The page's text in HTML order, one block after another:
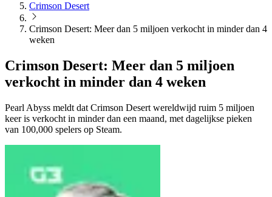
Crimson Desert
Crimson Desert: Meer dan 5 miljoen verkocht in minder dan 4
weken
Crimson Desert: Meer dan 5 miljoen
verkocht in minder dan 4 weken
Pearl Abyss meldt dat Crimson Desert wereldwijd ruim 5 miljoen
keer is verkocht in minder dan een maand, met dagelijkse pieken
van 100,000 spelers op Steam.